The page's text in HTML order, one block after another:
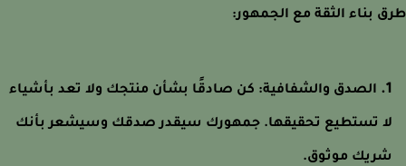
بناء الثقة مع الجمهور:
الصدق والشفافية:كن صادقًا بشأن منتجك ولا تعد بأشياء
تستطيع تحقيقها. جمهورك سيقدر صدقك وسيشعر بأنك
موثوق.